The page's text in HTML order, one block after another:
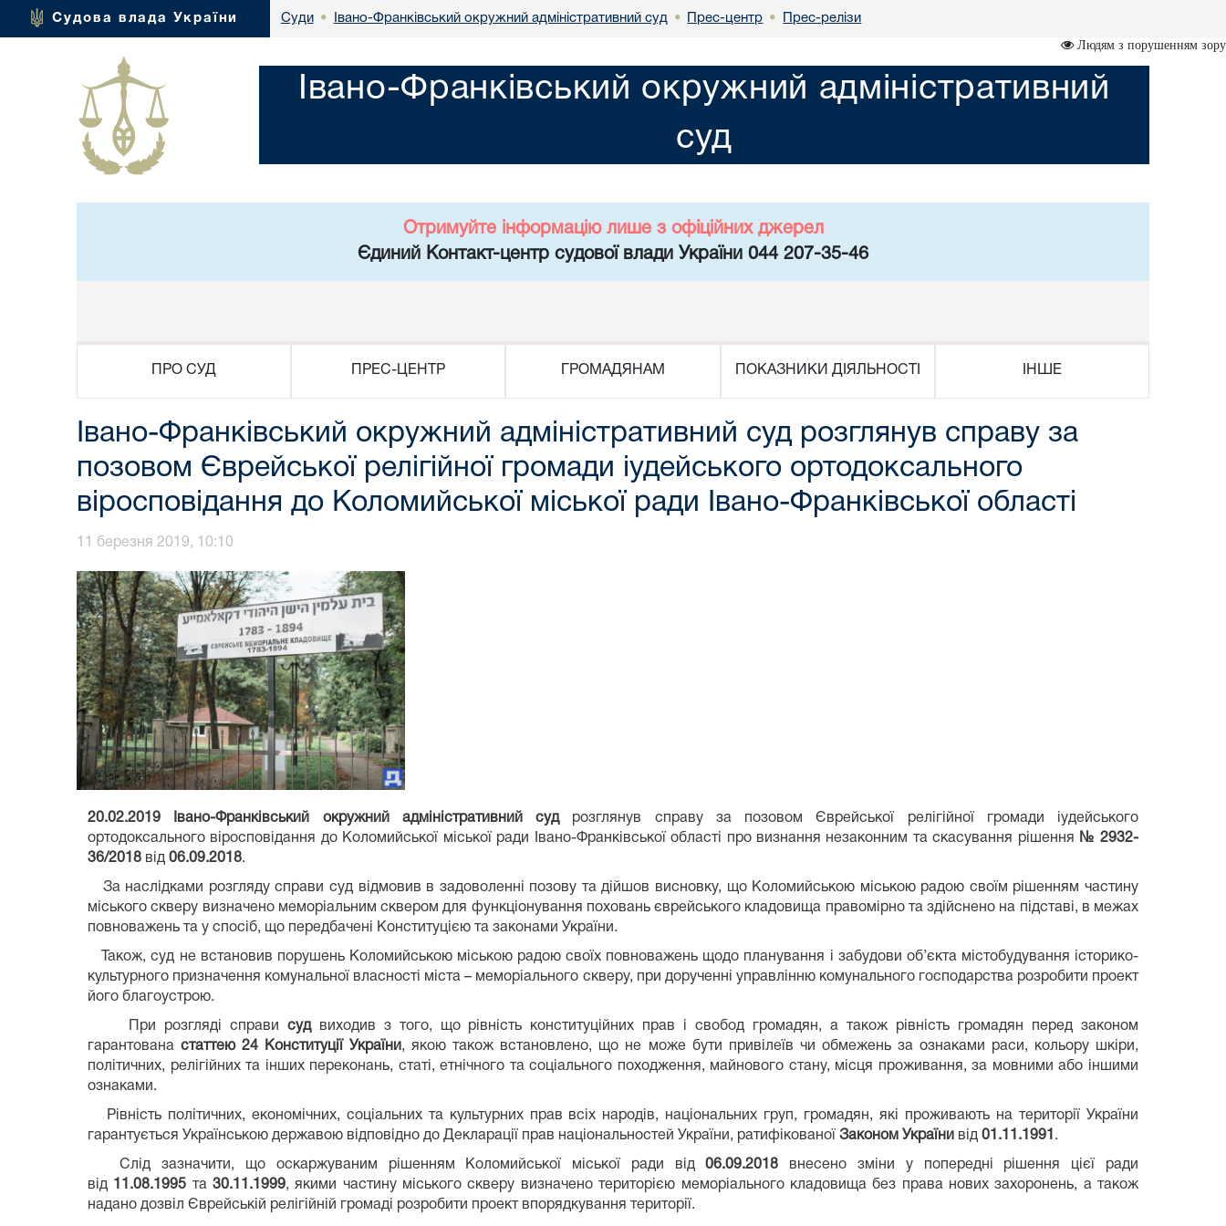
Судова влада України Суди • Івано-Франківський окружний адміністративний суд • Прес-центр • Прес-релізи
Людям з порушенням зору
Івано-Франківський окружний адміністративний
суд
Отримуйте інформацію лише з офіційних джерел
Єдиний Контакт-центр судової влади України 044 207-35-46
ПРО СУД ПРЕС-ЦЕНТР ГРОМАДЯНАМ ПОКАЗНИКИ ДІЯЛЬНОСТІ ІНШЕ
Івано-Франківський окружний адміністративний суд розглянув справу за
позовом Єврейської релігійної громади іудейського ортодоксального
віросповідання до Коломийської міської ради Івано-Франківської області
11 березня 2019, 10:10
20.02.2019 Івано-Франківський окружний адміністративний судрозглянув справу за позовом Єврейської релігійної громади іудейського
ортодоксального віросповідання до Коломийської міської ради Івано-Франківської області про визнання незаконним та скасування рішення
№ 2932-
36/2018 від 06.09.2018.
За наслідками розгляду справи суд відмовив в задоволенні позову та дійшов висновку, що Коломийською міською радою своїм рішенням частину
міського скверу визначено меморіальним сквером для функціонування поховань єврейського кладовища правомірно та здійснено на підставі, в межах
повноважень та у спосіб, що передбачені Конституцією та законами України.
Також, суд не встановив порушень Коломийською міською радою своїх повноважень щодо планування і забудови об’єкта містобудування історико-
культурного призначення комунальної власності міста – меморіального скверу, при дорученні управлінню комунального господарства розробити проект
його благоустрою.
При розгляді справи судвиходив з того, що рівність конституційних прав і свобод громадян, а також рівність громадян перед законом
гарантованастаттею 24 Конституції України, якою також встановлено, що не може бути привілеїв чи обмежень за ознаками раси, кольору шкіри,
політичних, релігійних та інших переконань, статі, етнічного та соціального походження, майнового стану, місця проживання, за мовними або іншими
ознаками.
Рівність політичних, економічних, соціальних та культурних прав всіх народів, національних груп, громадян, які проживають на території України
гарантується Українською державою відповідно до Декларації прав національностей України, ратифікованої Законом України від 01.11.1991 .
Слід зазначити, що оскаржуваним рішенням Коломийської міської ради від06.09.2018 внесено зміни у попередні рішення цієї ради
від 11.08.1995 та30.11.1999, якими частину міського скверу визначено територією меморіального кладовища без права нових захоронень, а також
надано дозвіл Єврейській релігійній громаді розробити проект впорядкування території.